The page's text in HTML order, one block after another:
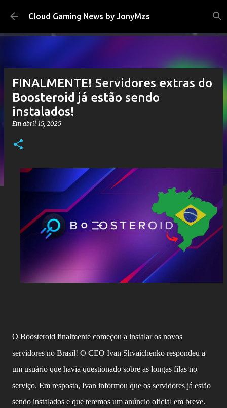
Pular para o conteúdo principal
Cloud Gaming News by JonyMzs
FINALMENTE! Servidores extras do
Boosteroid já estão sendo
instalados!
Em abril 15, 2025
O Boosteroid finalmente começou a instalar os novos
servidores no Brasil! O CEO Ivan Shvaichenko respondeu a
um usuário que havia questionado sobre as longas filas no
serviço. Em resposta, Ivan informou que os servidores já estão
sendo instalados e que teremos um anúncio oficial em breve.